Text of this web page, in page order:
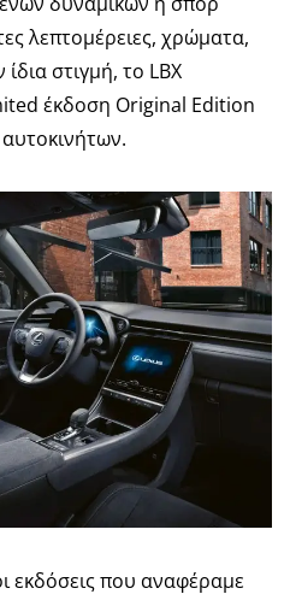
λεπτομέρειες, χρώματα,
στιγμή, το LBX
έκδοση Original Edition
εκδόσεις που αναφέραμε